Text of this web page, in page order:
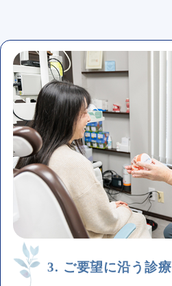
3. ご要望に沿う診療